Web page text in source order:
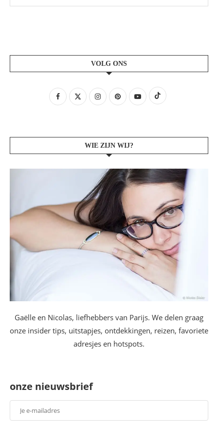
VOLG ONS
WIE ZIJN WIJ?
Gaëlle en Nicolas, liefhebbers van Parijs. We delen graag
onze insider tips, uitstapjes, ontdekkingen, reizen, favoriete
adresjes en hotspots.
onze nieuwsbrief